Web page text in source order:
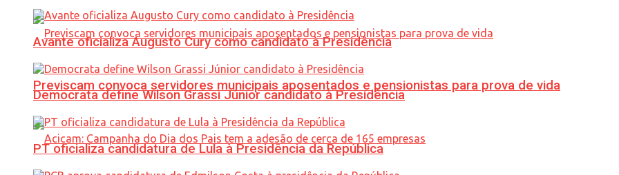
Previscam convoca servidores municipais aposentados e pensionistas para prova de vida
Avante oficializa Augusto Cury como candidato à Presidência
Democrata define Wilson Grassi Júnior candidato à Presidência
PT oficializa candidatura de Lula à Presidência da República